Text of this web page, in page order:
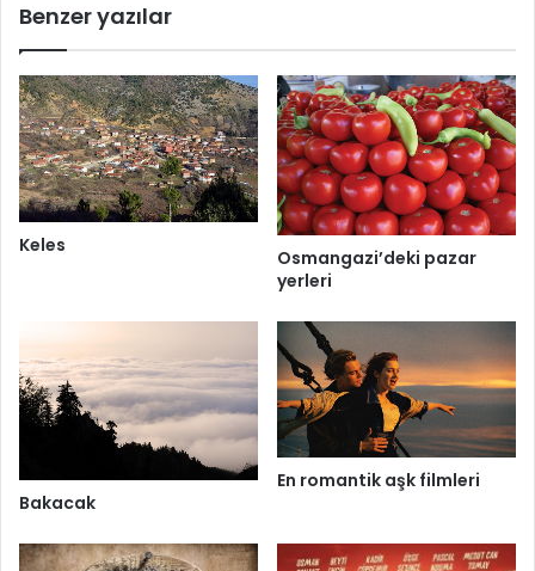
Benzer yazılar
Keles
Osmangazi’deki pazar
yerleri
Bakacak
En romantik aşk filmleri